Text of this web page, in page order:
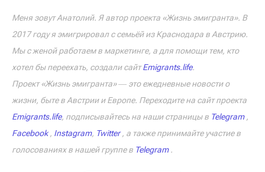
Меня зовут Анатолий. Я автор проекта «Жизнь эмигранта». В
2017 году я эмигрировал с семьёй из Краснодара в Австрию.
Мы с женой работаем в маркетинге, а для помощи тем, кто
хотел бы переехать, создали сайтEmigrants.life.
Проект «Жизнь эмигранта» ― это ежедневные новости о
жизни, быте в Австрии и Европе. Переходите на сайт проекта
Emigrants.life, подписывайтесь на наши страницы в Telegram,
Facebook, Instagram, Twitter, а также принимайте участие в
голосованиях в нашей группе в Telegram.